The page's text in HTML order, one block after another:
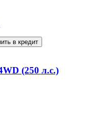
в кредит
(250 л.с.)